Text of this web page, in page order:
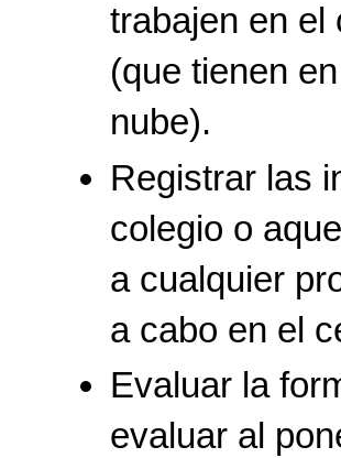
trabajen en el
(que tienen
nube).
Registrar las
colegio o
a cualquier
a cabo en el
Evaluar la
evaluar al